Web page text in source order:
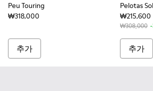
Peu Touring
₩318,000
추가
Pelotas
₩215,600
₩308,000
추가